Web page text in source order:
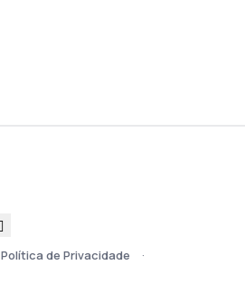
Política de Privacidade